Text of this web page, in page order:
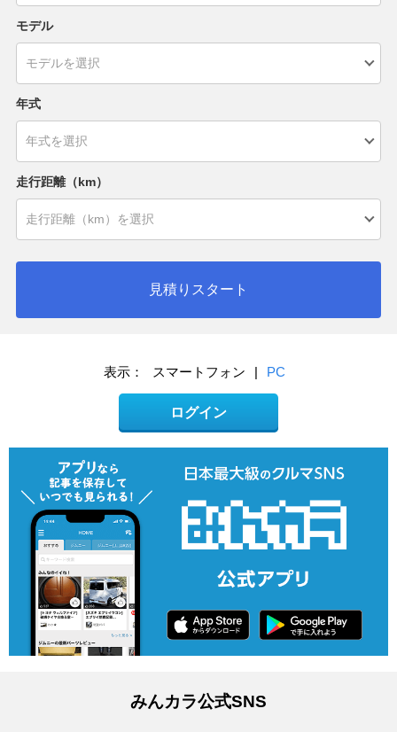
モデル
年式
走行距離（km）
見積りスタート
表示： スマートフォン | PC
ログイン
みんカラ公式SNS